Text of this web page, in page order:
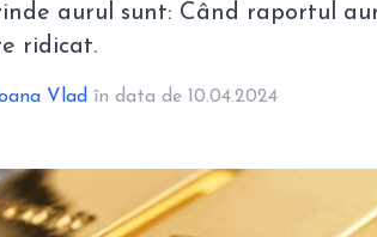
aurul sunt: Când raportul
ridicat.
Vlad în data de 10.04.2024